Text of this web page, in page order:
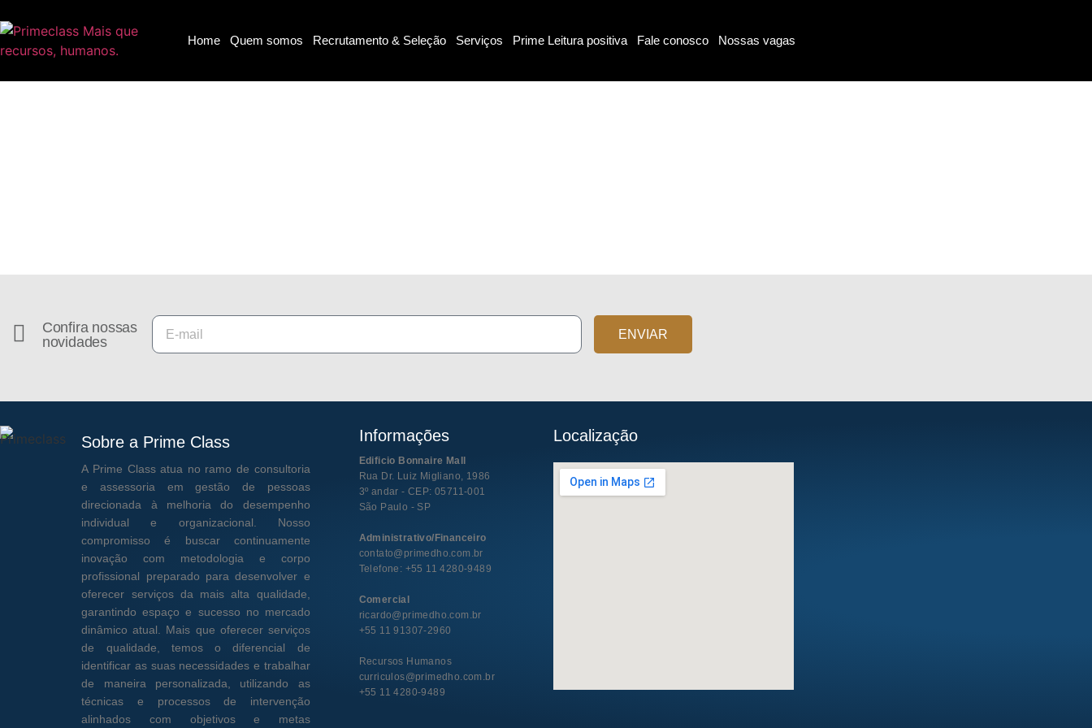
Home Quem somos Recrutamento & Seleção Serviços Prime Leitura positiva Fale conosco Nossas vagas
Confira nossas
novidades
ENVIAR
Sobre a Prime Class
A Prime Class atua no ramo de consultoria
e assessoria em gestão de pessoas
direcionada à melhoria do desempenho
individual e organizacional. Nosso
compromisso é buscar continuamente
inovação com metodologia e corpo
profissional preparado para desenvolver e
oferecer serviços da mais alta qualidade,
garantindo espaço e sucesso no mercado
dinâmico atual. Mais que oferecer serviços
de qualidade, temos o diferencial de
identificar as suas necessidades e trabalhar
de maneira personalizada, utilizando as
técnicas e processos de intervenção
alinhados com objetivos e metas
Informações
Edificio Bonnaire Mall
Rua Dr. Luiz Migliano, 1986
3º andar - CEP: 05711-001
São Paulo - SP
Administrativo/Financeiro
contato@primedho.com.br
Telefone: +55 11 4280-9489
Comercial
ricardo@primedho.com.br
+55 11 91307-2960
Recursos Humanos
curriculos@primedho.com.br
+55 11 4280-9489
Localização